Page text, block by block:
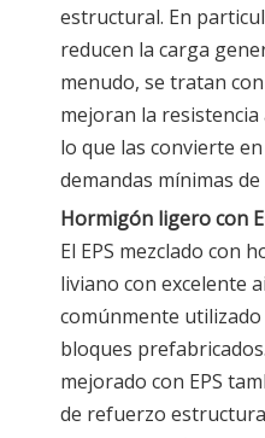
estructural. En
reducen la carga
menudo, se tratan
mejoran la
lo que las convierte
demandas mínimas
Hormigón ligero con
El EPS mezclado con
liviano con excelente
comúnmente
bloques
mejorado con EPS
de refuerzo